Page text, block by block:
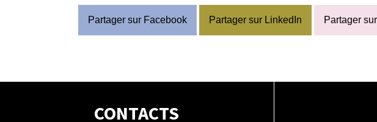
Partager sur Facebook Partager sur LinkedIn Partager
CONTACTS